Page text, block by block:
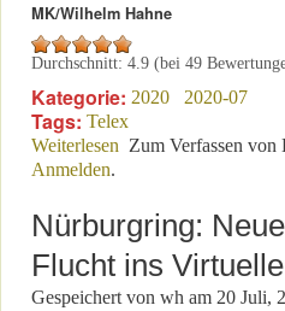
MK/Wilhelm Hahne
Durchschnitt: 4.9 (bei 49
Kategorie: 2020 2020-07
Tags: Telex
Weiterlesen über Unfälle bei
Zum Verfassen von
Anmelden.
Nürburgring:
Flucht ins
Gespeichert von wh am 20 Juli,